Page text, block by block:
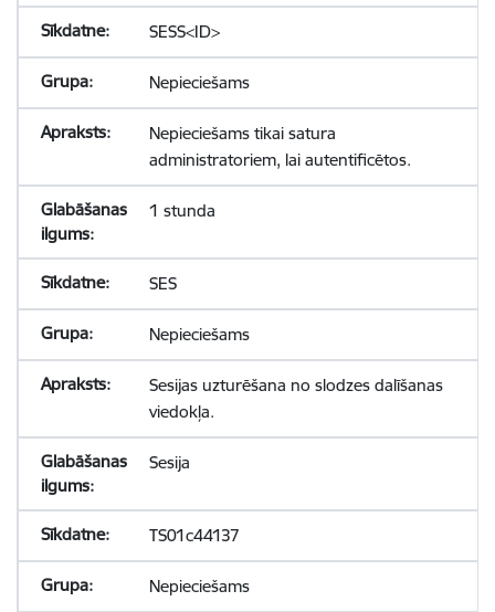
SESS<ID>
Nepieciešams
Nepieciešams tikai satura
administratoriem, lai autentificētos.
1 stunda
SES
Nepieciešams
Sesijas uzturēšana no slodzes dalīšanas
viedokļa.
Sesija
TS01c44137
Nepieciešams